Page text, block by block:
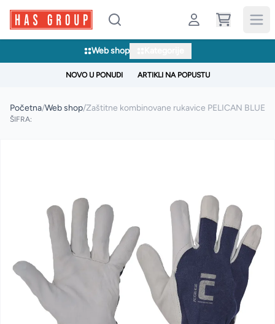
Web shop
NOVO U PONUDI ARTIKLI NA POPUSTU
Početna/Web shop/Zaštitne kombinovane rukavice PELICAN BLUE
ŠIFRA: